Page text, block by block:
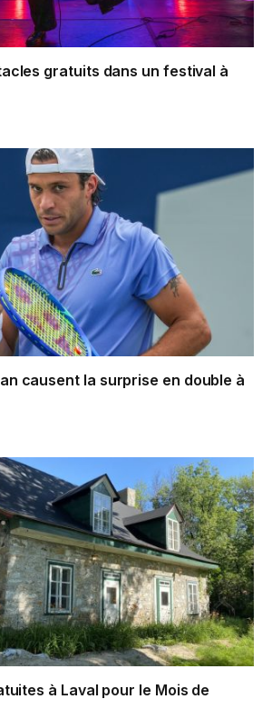
gratuits dans un festival à
causent la surprise en double à
à Laval pour le Mois de